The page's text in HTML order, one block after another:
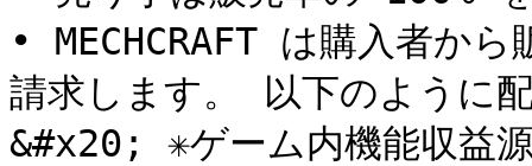
• MECHCRAFT は購入者か
請求します。 以下のように
&#x20; ✳︎ゲーム内機能収益